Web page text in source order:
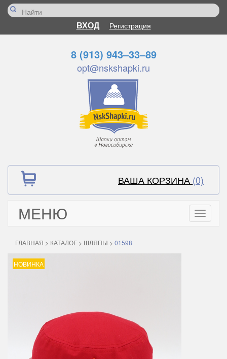
ВХОД Регистрация
8 (913) 943–33–89
opt@nskshapki.ru
ВАША КОРЗИНА (0)
МЕНЮ
Toggle
ГЛАВНАЯ > КАТАЛОГ > ШЛЯПЫ > 01598
НОВИНКА